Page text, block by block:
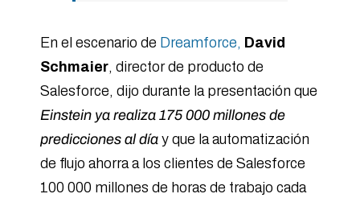
En el escenario de Dreamforce, David
Schmaier, director de producto de
Salesforce, dijo durante la presentación que
Einstein ya realiza 175 000 millones de
predicciones al díay que la automatización
de flujo ahorra a los clientes de Salesforce
100 000 millones de horas de trabajo cada